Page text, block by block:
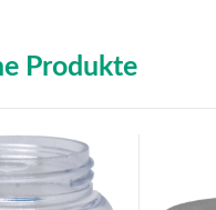
Produkte